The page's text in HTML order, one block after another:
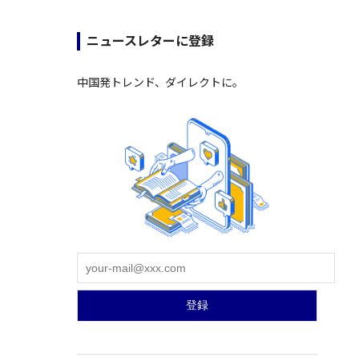
ニュースレターに登録
中国発トレンド、ダイレクトに。